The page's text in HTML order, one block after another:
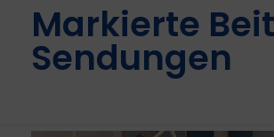
Markierte
Sendungen